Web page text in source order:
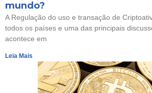
mundo?
A Regulação do uso e transação de
todos os países e uma das principais
acontece em
Leia Mais